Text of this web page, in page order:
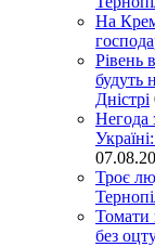
На
Рівень
будуть
Дністрі
Негода
Троє
Томати
без